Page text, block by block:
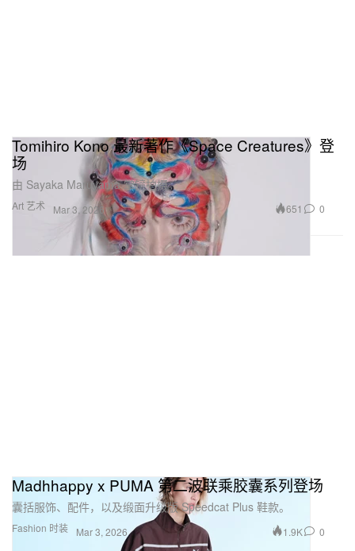
Art 艺术
Tomihiro Kono 最新著作《Space Creatures》登
场
由 Sayaka Maruyama 掌镜拍摄。
Mar 3, 2026 651 0
Fashion 时装
Madhhappy x PUMA 第二波联乘胶囊系列登场
囊括服饰、配件，以及缎面升级版 Speedcat Plus 鞋款。
Mar 3, 2026 1.9K 0